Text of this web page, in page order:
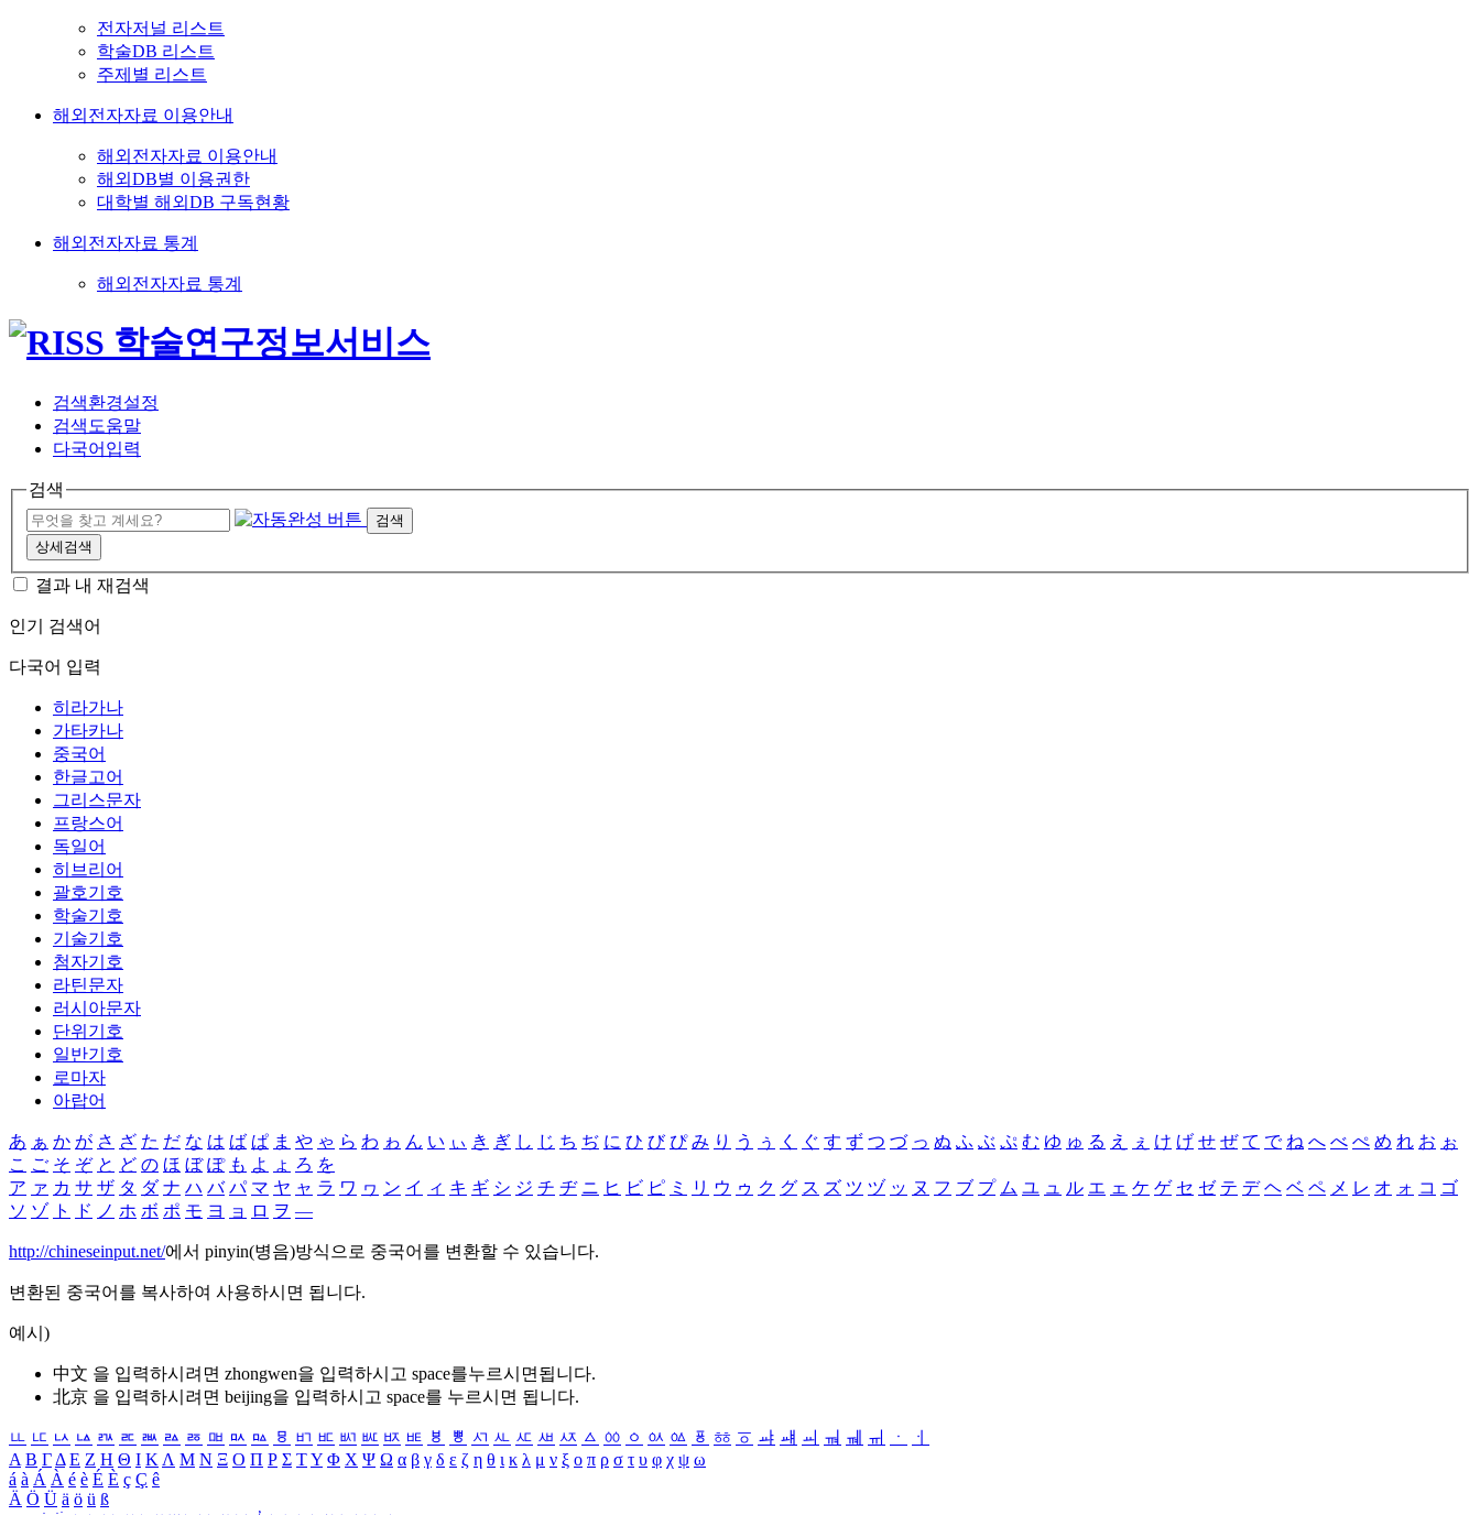
전자저널 리스트
학술DB 리스트
주제별 리스트
해외전자자료 이용안내
해외전자자료 이용안내
해외DB별 이용권한
대학별 해외DB 구독현황
해외전자자료 통계
해외전자자료 통계
검색환경설정
검색도움말
다국어입력
검색
검색
상세검색
결과 내 재검색
인기 검색어
다국어 입력
히라가나
가타카나
중국어
한글고어
그리스문자
프랑스어
독일어
히브리어
괄호기호
학술기호
기술기호
첨자기호
라틴문자
러시아문자
단위기호
일반기호
로마자
아랍어
あ ぁ か が さ ざ た だ な は ば ぱ ま や ゃ ら わ ゎ ん い ぃ き ぎ し じ ち ぢ に ひ び ぴ み り う ぅ く ぐ す ず つ づ っ ぬ ふ ぶ ぷ む ゆ ゅ る え ぇ け げ せ ぜ て で ね へ べ ぺ め れ お ぉ
こ ご そ ぞ と ど の ほ ぼ ぽ も よ ょ ろ を
ア ァ カ サ ザ タ ダ ナ ハ バ パ マ ヤ ャ ラ ワ ヮ ン イ ィ キ ギ シ ジ チ ヂ ニ ヒ ビ ピ ミ リ ウ ゥ ク グ ス ズ ツ ヅ ッ ヌ フ ブ プ ム ユ ュ ル エ ェ ケ ゲ セ ゼ テ デ ヘ ベ ペ メ レ オ ォ コ ゴ
ソ ゾ ト ド ノ ホ ボ ポ モ ヨ ョ ロ ヲ ―
http://chineseinput.net/에서 pinyin(병음)방식으로 중국어를 변환할 수 있습니다.
변환된 중국어를 복사하여 사용하시면 됩니다.
예시)
中文 을 입력하시려면 zhongwen을 입력하시고 space를누르시면됩니다.
北京 을 입력하시려면 beijing을 입력하시고 space를 누르시면 됩니다.
ㅥ ㅦ ㅧ ㅨ ㅩ ㅪ ㅫ ㅬ ㅭ ㅮ ㅯ ㅰ ㅱ ㅲ ㅳ ㅴ ㅵ ㅶ ㅷ ㅸ ㅹ ㅺ ㅻ ㅼ ㅽ ㅾ ㅿ ㆀ ㆁ ㆂ ㆃ ㆄ ㆅ ㆆ ㆇ ㆈ ㆉ ㆊ ㆋ ㆌ ㆍ
ㆎ
Α Β ΓΔ Ε Ζ Η Θ Ι ΚΛ Μ Ν Ξ Ο Π Ρ Σ ΤΥ Φ Χ Ψ Ω α β γ δ ε ζ η θ ι κ λ μ ν ξ ο π ρ σ τ υ φ χ ψ ω
á à Á À é è É È ç Ç ê
Ä Ö Ü ä ö ü ß